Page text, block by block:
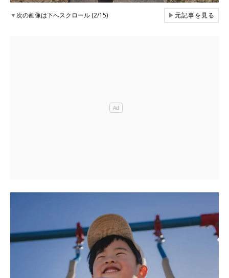
▼次の画像は下へスクロール (2/15) ▶元記事を見る